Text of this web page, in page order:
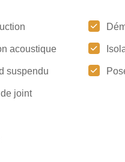
acoustique
suspendu
joint